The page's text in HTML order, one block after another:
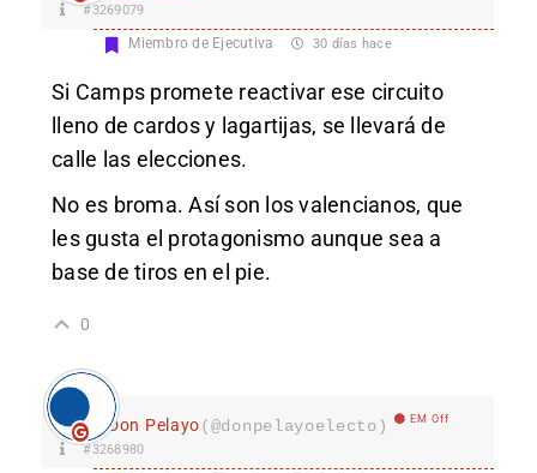
#3269079
Miembro de Ejecutiva 30 días hace
Si Camps promete reactivar ese circuito
lleno de cardos y lagartijas, se llevará de
calle las elecciones.
No es broma. Así son los valencianos, que
les gusta el protagonismo aunque sea a
base de tiros en el pie.
0
Don Pelayo(@donpelayoelecto) EM Off
#3268980